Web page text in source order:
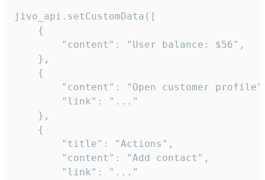
jivo_api.setCustomData([
    {
        "content": "User balance: $56",
    },
    {
"content": "Open customer
        "link": "..."
    },
    {
        "title": "Actions",
        "content": "Add contact",
        "link": "..."